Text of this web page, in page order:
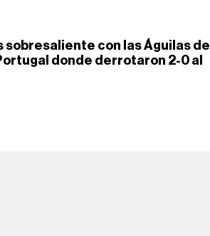
con las Águilas de
donde derrotaron 2-0 al